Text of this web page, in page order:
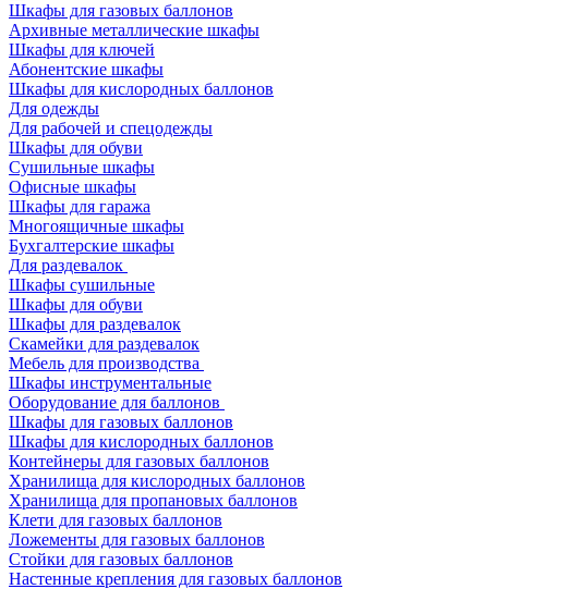
Шкафы для газовых баллонов
Архивные металлические шкафы
Шкафы для ключей
Абонентские шкафы
Шкафы для кислородных баллонов
Для одежды
Для рабочей и спецодежды
Шкафы для обуви
Сушильные шкафы
Офисные шкафы
Шкафы для гаража
Многоящичные шкафы
Бухгалтерские шкафы
Для раздевалок
Шкафы сушильные
Шкафы для обуви
Шкафы для раздевалок
Скамейки для раздевалок
Мебель для производства
Шкафы инструментальные
Оборудование для баллонов
Шкафы для газовых баллонов
Шкафы для кислородных баллонов
Контейнеры для газовых баллонов
Хранилища для кислородных баллонов
Хранилища для пропановых баллонов
Клети для газовых баллонов
Ложементы для газовых баллонов
Стойки для газовых баллонов
Настенные крепления для газовых баллонов